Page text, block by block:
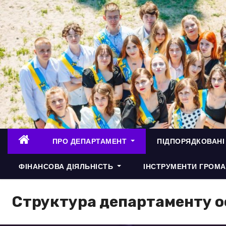
П
е
р
е
й
т
и
д
о
ПРО ДЕПАРТАМЕНТ
ФІНАНСОВА ДІЯЛЬНІСТЬ ІНСТРУМЕНТИ
Структура департаменту